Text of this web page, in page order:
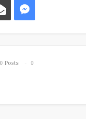
Posts
0